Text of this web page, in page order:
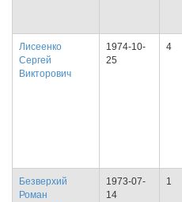
Лисеенко
Сергей
Викторович
1974-10-
25
4
Безверхий
Роман
1973-07-
14
1